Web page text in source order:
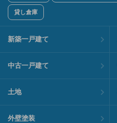
貸し倉庫
新築一戸建て
中古一戸建て
土地
外壁塗装